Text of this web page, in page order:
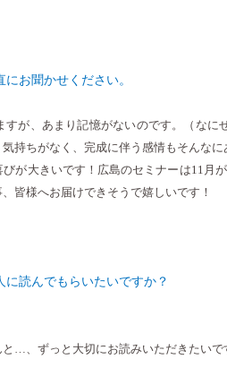
お聞かせください。
すが、あまり記憶がないのです。（なに
持ちがなく、完成に伴う感情もそんなに
が大きいです！広島のセミナーは11 月
皆様へお届けできそうで嬉しいです！
に読んでもらいたいですか？
…、ずっと大切にお読みいただきたいで